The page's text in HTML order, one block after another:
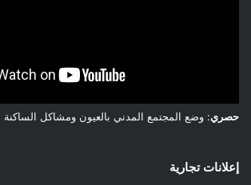
حصري: وضع المجتمع المدني بالعيون ومشاكل الساكنة
إعلانات تجارية